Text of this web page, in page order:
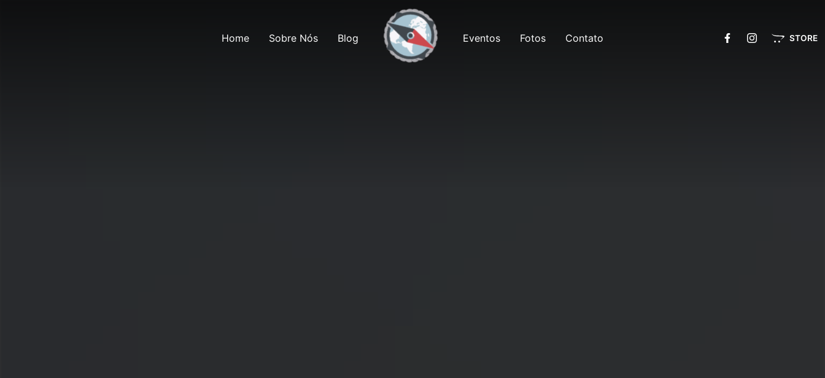
Home Sobre Nós Blog Eventos Fotos Contato STORE